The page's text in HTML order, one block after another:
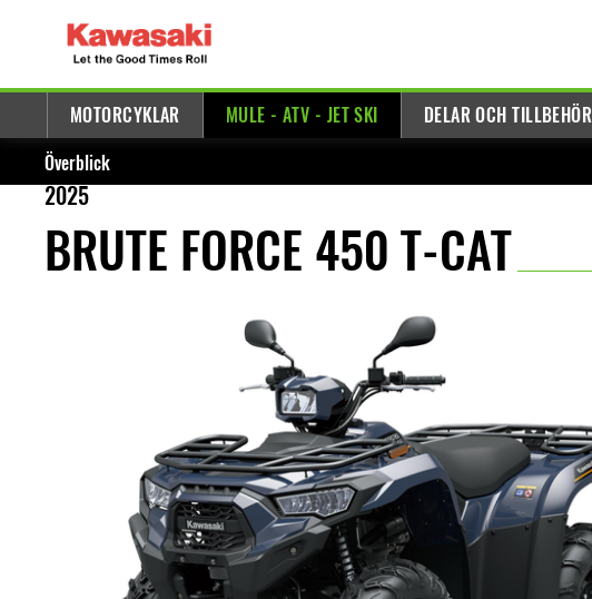
MOTORCYKLAR MULE - ATV - JET SKI DELAR OCH TILLBEHÖR
Överblick
2025
BRUTE FORCE 450 T-CAT